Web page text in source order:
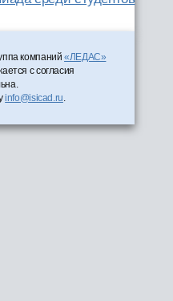
компаний«ЛЕДАС»
с согласия
info@isicad.ru.